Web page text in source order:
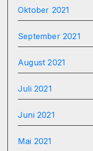
Oktober 2021
September 2021
August 2021
Juli 2021
Juni 2021
Mai 2021